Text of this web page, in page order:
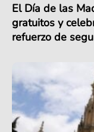
El Día de las
gratuitos y
refuerzo de